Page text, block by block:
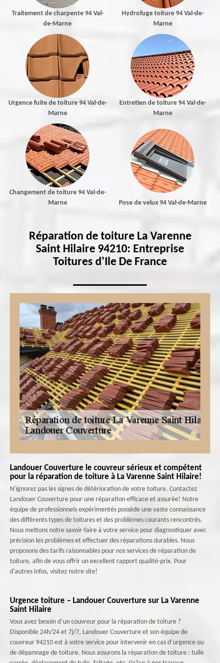
Traitement de charpente 94 Val-
de-Marne
Hydrofuge toiture 94 Val-de-
Marne
Urgence fuite de toiture 94 Val-de-
Marne
Entretien de toiture 94 Val-de-
Marne
Changement de toiture 94 Val-de-
Marne
Pose de velux 94 Val-de-Marne
Réparation de toiture La Varenne
Saint Hilaire 94210: Entreprise
Toitures d'Ile De France
Landouer Couverture le couvreur sérieux et compétent
pour la réparation de toiture à La Varenne Saint Hilaire!
N'ignorez pas les signes de détérioration de votre toiture. Contactez
Landouer Couverture pour une réparation efficace et assurée! Notre
équipe de professionnels expérimentés possède une vaste connaissance
des différents types de toitures et des problèmes courants rencontrés.
Nous mettons notre savoir-faire à votre service pour diagnostiquer avec
précision les problèmes et effectuer des réparations durables. Nous
proposons des tarifs raisonnables pour nos services de réparation de
toiture, afin de vous offrir un excellent rapport qualité-prix. Pour
d'autres infos, visitez notre site!
Urgence toiture – Landouer Couverture sur La Varenne
Saint Hilaire
Vous avez besoin d’un couvreur pour la réparation de toiture ?
Disponible 24h/24 et 7j/7, Landouer Couverture et son équipe de
couvreur 94210 est à votre service pour intervenir en cas d’urgence ou
de dépannage de toiture. Nous assurons la réparation de toiture : tuile